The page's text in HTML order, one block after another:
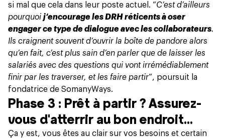
si mal que cela dans leur poste actuel. “C’est d’ailleurs
pourquoi j‘encourage les DRH réticents à oser
engager ce type de dialogue avec les collaborateurs.
Ils craignent souvent d’ouvrir la boîte de pandore alors
qu’en fait, c’est plus sain d’en parler que de laisser les
salariés avec des questions qui vont irrémédiablement
finir par les traverser, et les faire partir”, poursuit la
fondatrice de SomanyWays.
Phase 3 : Prêt à partir ? Assurez-
vous d'atterrir au bon endroit…
Ça y est, vous êtes au clair sur vos besoins et certain